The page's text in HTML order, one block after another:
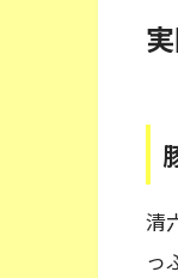
清
っ